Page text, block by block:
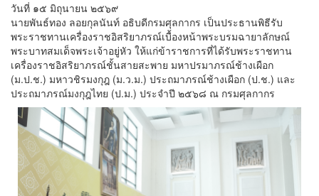
วันที่ ๑๕ มิถุนายน ๒๕๖๙
นายพันธ์ทอง ลอยกุลนันท์ อธิบดีกรมศุลกากร เป็นประธานพิธีรับ
พระราชทานเครื่องราชอิสริยาภรณ์เบื้องหน้าพระบรมฉายาลักษณ์
พระบาทสมเด็จพระเจ้าอยู่หัว ให้แก่ข้าราชการที่ได้รับพระราชทาน
เครื่องราชอิสริยาภรณ์ชั้นสายสะพาย มหาปรมาภรณ์ช้างเผือก
(ม.ป.ช.) มหาวชิรมงกุฎ (ม.ว.ม.) ประถมาภรณ์ช้างเผือก (ป.ช.) และ
ประถมาภรณ์มงกุฎไทย (ป.ม.) ประจำปี ๒๕๖๘ ณ กรมศุลกากร